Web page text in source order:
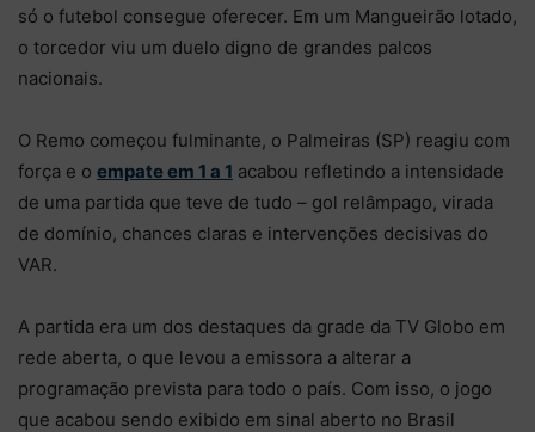
só o futebol consegue oferecer. Em um Mangueirão lotado,
o torcedor viu um duelo digno de grandes palcos
nacionais.
O Remo começou fulminante, o Palmeiras (SP) reagiu com
força e o empate em 1 a 1 acabou refletindo a intensidade
de uma partida que teve de tudo – gol relâmpago, virada
de domínio, chances claras e intervenções decisivas do
VAR.
A partida era um dos destaques da grade da TV Globo em
rede aberta, o que levou a emissora a alterar a
programação prevista para todo o país. Com isso, o jogo
que acabou sendo exibido em sinal aberto no Brasil